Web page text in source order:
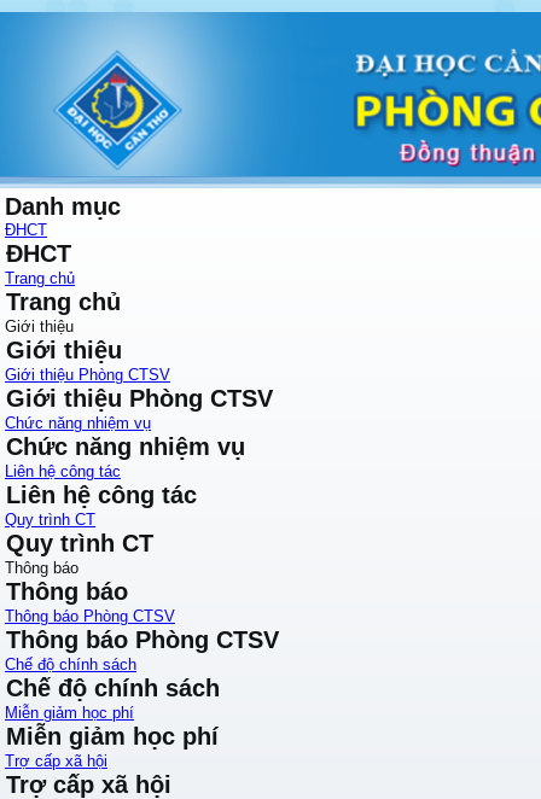
Danh mục
ĐHCT
ĐHCT
Trang chủ
Trang chủ
Giới thiệu
Giới thiệu
Giới thiệu Phòng CTSV
Giới thiệu Phòng CTSV
Chức năng nhiệm vụ
Chức năng nhiệm vụ
Liên hệ công tác
Liên hệ công tác
Quy trình CT
Quy trình CT
Thông báo
Thông báo
Thông báo Phòng CTSV
Thông báo Phòng CTSV
Chế độ chính sách
Chế độ chính sách
Miễn giảm học phí
Miễn giảm học phí
Trợ cấp xã hội
Trợ cấp xã hội